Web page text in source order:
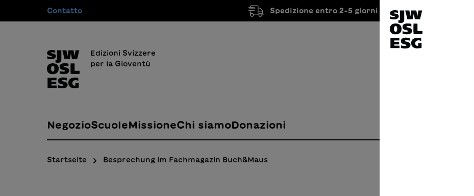
Passa alla navigazione principale
Contatto Spedizione entro 2-5 giorni lavorativi
Edizioni Svizzere
per la Gioventù
NegozioScuoleMissioneChi siamoDonazioni
Startseite Besprechung im Fachmagazin Buch&Maus